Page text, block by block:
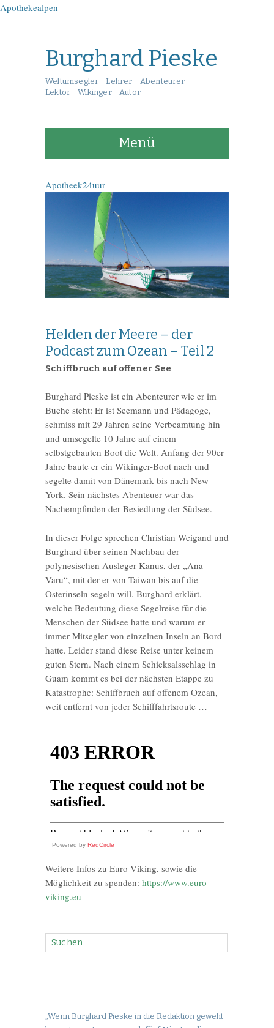
Apothekealpen
Burghard Pieske
Weltumsegler · Lehrer · Abenteurer ·
Lektor · Wikinger · Autor
Menü
Apotheek24uur
Helden der Meere – der
Podcast zum Ozean – Teil 2
Schiffbruch auf offener See
Burghard Pieske ist ein Abenteurer wie er im
Buche steht: Er ist Seemann und Pädagoge,
schmiss mit 29 Jahren seine Verbeamtung hin
und umsegelte 10 Jahre auf einem
selbstgebauten Boot die Welt. Anfang der 90er
Jahre baute er ein Wikinger-Boot nach und
segelte damit von Dänemark bis nach New
York. Sein nächstes Abenteuer war das
Nachempfinden der Besiedlung der Südsee.
In dieser Folge sprechen Christian Weigand und
Burghard über seinen Nachbau der
polynesischen Ausleger-Kanus, der „Ana-
Varu“, mit der er von Taiwan bis auf die
Osterinseln segeln will. Burghard erklärt,
welche Bedeutung diese Segelreise für die
Menschen der Südsee hatte und warum er
immer Mitsegler von einzelnen Inseln an Bord
hatte. Leider stand diese Reise unter keinem
guten Stern. Nach einem Schicksalsschlag in
Guam kommt es bei der nächsten Etappe zu
Katastrophe: Schiffbruch auf offenem Ozean,
weit entfernt von jeder Schifffahrtsroute …
Powered by RedCircle
Weitere Infos zu Euro-Viking, sowie die
Möglichkeit zu spenden: https://www.euro-
viking.eu
„Wenn Burghard Pieske in die Redaktion geweht